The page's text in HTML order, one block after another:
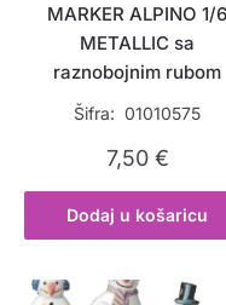
MARKER ALPINO 1/6
METALLIC sa
raznobojnim rubom
Šifra: 01010575
7,50 €
Dodaj u košaricu